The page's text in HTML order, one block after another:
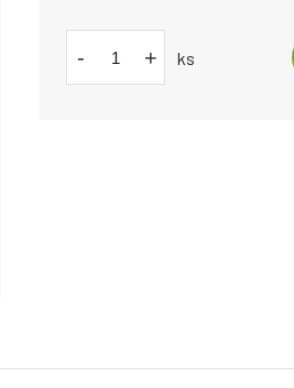
- + ks